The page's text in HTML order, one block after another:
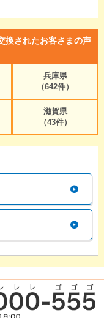
換されたお客さまの声
兵庫県
（642件）
滋賀県
（43件）